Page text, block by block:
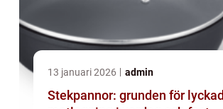
13 januari 2026 admin
Stekpannor: grunden för lyckad